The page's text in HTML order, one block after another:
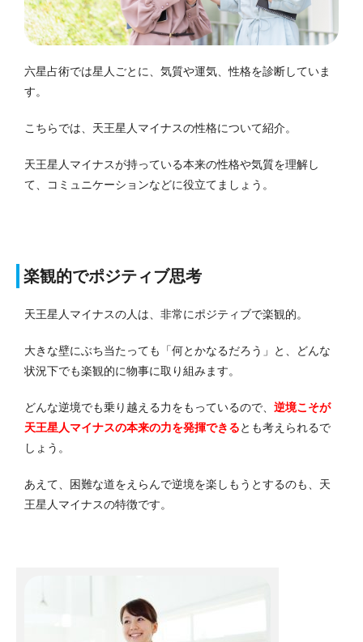
六星占術では星人ごとに、気質や運気、性格を診断していま
す。
こちらでは、天王星人マイナスの性格について紹介。
天王星人マイナスが持っている本来の性格や気質を理解し
て、コミュニケーションなどに役立てましょう。
楽観的でポジティブ思考
天王星人マイナスの人は、非常にポジティブで楽観的。
大きな壁にぶち当たっても「何とかなるだろう」と、どんな
状況下でも楽観的に物事に取り組みます。
どんな逆境でも乗り越える力をもっているので、 逆境こそが
天王星人マイナスの本来の力を発揮できるとも考えられるで
しょう。
あえて、困難な道をえらんで逆境を楽しもうとするのも、天
王星人マイナスの特徴です。